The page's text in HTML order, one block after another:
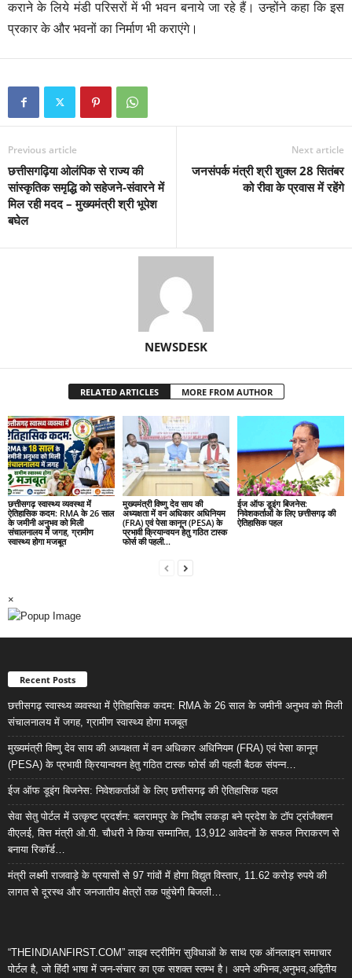
कराने के लिये मंडी परिसरों में भी भवन बनाये जा रहे हैं। उन्होंने कहा कि इस
प्रकार के और भवनों का निर्माण भी कराएंगे।
Previous article
छत्तीसगढ़िया ओलंपिक से राज्य की
सांस्कृतिक समृद्धि को सहेजने-संवारने में
मिल रही मदद – मुख्यमंत्री श्री भूपेश
बघेल
Next article
जनसंपर्क मंत्री श्री शुक्ल 28 सितंबर
को रीवा के प्रवास में रहेंगे
NEWSDESK
RELATED ARTICLES MORE FROM AUTHOR
छत्तीसगढ़ स्वास्थ्य व्यवस्था में
ऐतिहासिक कदम: RMA के 26 साल
के जमीनी अनुभव को मिली
संचालनालय में जगह, ग्रामीण
स्वास्थ्य होगा मजबूत
मुख्यमंत्री विष्णु देव साय की
अध्यक्षता में वन अधिकार अधिनियम
(FRA) एवं पेसा कानून (PESA) के
प्रभावी क्रियान्वयन हेतु गठित टास्क
फोर्स की पहली...
ईज ऑफ डूइंग बिजनेस:
निवेशकर्ताओं के लिए छत्तीसगढ़ की
ऐतिहासिक पहल
×
Recent Posts
छत्तीसगढ़ स्वास्थ्य व्यवस्था में ऐतिहासिक कदम: RMA के 26 साल के जमीनी अनुभव को मिली
संचालनालय में जगह, ग्रामीण स्वास्थ्य होगा मजबूत
मुख्यमंत्री विष्णु देव साय की अध्यक्षता में वन अधिकार अधिनियम (FRA) एवं पेसा कानून
(PESA) के प्रभावी क्रियान्वयन हेतु गठित टास्क फोर्स की पहली बैठक संपन्न…
ईज ऑफ डूइंग बिजनेस: निवेशकर्ताओं के लिए छत्तीसगढ़ की ऐतिहासिक पहल
सेवा सेतु पोर्टल में उत्कृष्ट प्रदर्शन: बलरामपुर के निर्दोष लकड़ा बने प्रदेश के टॉप ट्रांजैक्शन
वीएलई, वित्त मंत्री ओ.पी. चौधरी ने किया सम्मानित, 13,912 आवेदनों के सफल निराकरण से
बनाया रिकॉर्ड…
मंत्री लक्ष्मी राजवाड़े के प्रयासों से 97 गांवों में होगा विद्युत विस्तार, 11.62 करोड़ रुपये की
लागत से दूरस्थ और जनजातीय क्षेत्रों तक पहुंचेगी बिजली…
“THEINDIANFIRST.COM” लाइव स्ट्रीमिंग सुविधाओं के साथ एक ऑनलाइन समाचार
पोर्टल है, जो हिंदी भाषा में जन-संचार का एक सशक्त स्तम्भ है। अपने अभिनव,अनुभव,अद्वितीय